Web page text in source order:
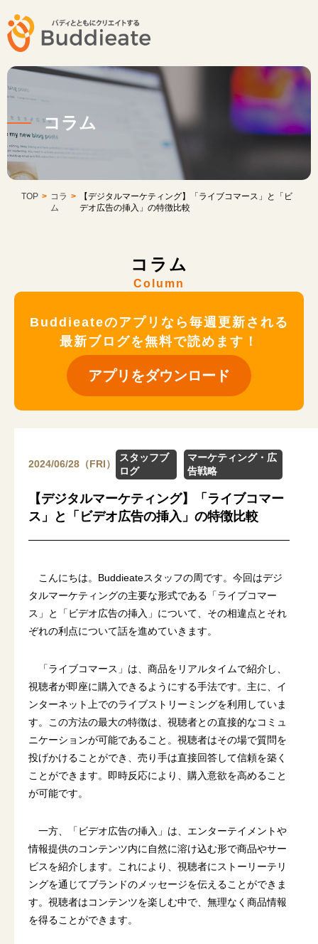
コラム
TOP > コラ
ム
>
【デジタルマーケティング】「ライブコマース」と「ビ
デオ広告の挿入」の特徴比較
コラム
Column
Buddieateのアプリなら毎週更新される
最新ブログを無料で読めます！
アプリをダウンロード
2024/06/28（FRI）
スタッフブ
ログ
マーケティング・広
告戦略
【デジタルマーケティング】「ライブコマー
ス」と「ビデオ広告の挿入」の特徴比較
こんにちは。Buddieateスタッフの周です。今回はデジ
タルマーケティングの主要な形式である「ライブコマー
ス」と「ビデオ広告の挿入」について、その相違点とそれ
ぞれの利点について話を進めていきます。
「ライブコマース」は、商品をリアルタイムで紹介し、
視聴者が即座に購入できるようにする手法です。主に、イ
ンターネット上でのライブストリーミングを利用していま
す。この方法の最大の特徴は、視聴者との直接的なコミュ
ニケーションが可能であること。視聴者はその場で質問を
投げかけることができ、売り手は直接回答して信頼を築く
ことができます。即時反応により、購入意欲を高めること
が可能です。
一方、「ビデオ広告の挿入」は、エンターテイメントや
情報提供のコンテンツ内に自然に溶け込む形で商品やサー
ビスを紹介します。これにより、視聴者にストーリーテリ
ングを通じてブランドのメッセージを伝えることができま
す。視聴者はコンテンツを楽しむ中で、無理なく商品情報
を得ることができます。